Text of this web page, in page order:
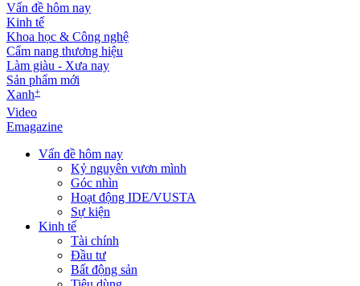
Vấn đề hôm nay
Kinh tế
Khoa học & Công nghệ
Cẩm nang thương hiệu
Làm giàu - Xưa nay
Sản phẩm mới
Xanh+
Video
Emagazine
Vấn đề hôm nay
Kỷ nguyên vươn mình
Góc nhìn
Hoạt động IDE/VUSTA
Sự kiện
Kinh tế
Tài chính
Đầu tư
Bất động sản